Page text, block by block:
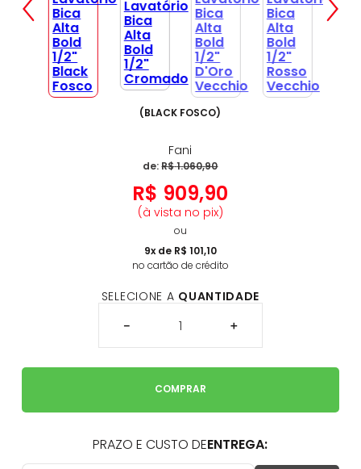
(BLACK FOSCO)
Fani
de:R$1.060,90
R$ 909,90
(à vista no pix)
ou
9x de R$ 101,10
no cartão de crédito
SELECIONE A QUANTIDADE
＋
－
COMPRAR